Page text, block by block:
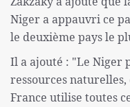
Niger a appauvri ce
le deuxième pays le
Il a ajouté : "Le Niger
ressources
France utilise toutes